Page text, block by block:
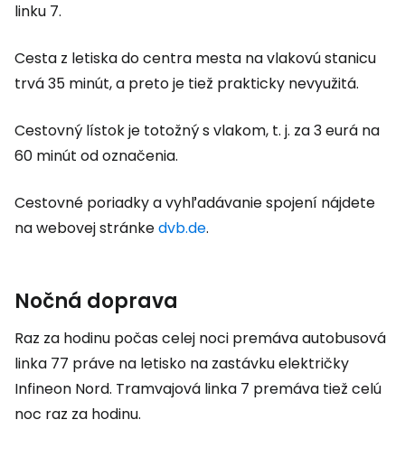
linku 7.
Cesta z letiska do centra mesta na vlakovú stanicu
trvá 35 minút, a preto je tiež prakticky nevyužitá.
Cestovný lístok je totožný s vlakom, t. j. za 3 eurá na
60 minút od označenia.
Cestovné poriadky a vyhľadávanie spojení nájdete
na webovej stránkedvb.de.
Nočná doprava
Raz za hodinu počas celej noci premáva autobusová
linka 77 práve na letisko na zastávku električky
Infineon Nord. Tramvajová linka 7 premáva tiež celú
noc raz za hodinu.